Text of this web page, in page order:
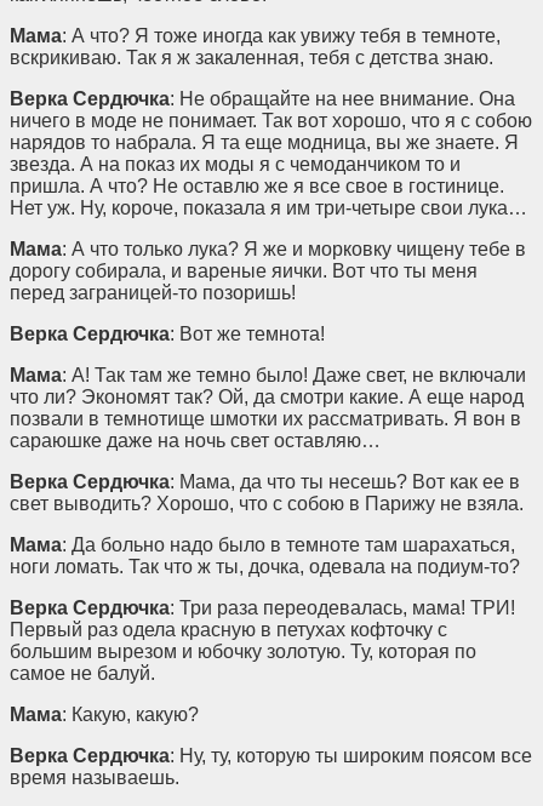
Мама: А что? Я тоже иногда как увижу тебя в темноте,
вскрикиваю. Так я ж закаленная, тебя с детства знаю.
Верка Сердючка: Не обращайте на нее внимание. Она
ничего в моде не понимает. Так вот хорошо, что я с собою
нарядов то набрала. Я та еще модница, вы же знаете. Я
звезда. А на показ их моды я с чемоданчиком то и
пришла. А что? Не оставлю же я все свое в гостинице.
Нет уж. Ну, короче, показала я им три-четыре свои лука…
Мама: А что только лука? Я же и морковку чищену тебе в
дорогу собирала, и вареные яички. Вот что ты меня
перед заграницей-то позоришь!
Верка Сердючка: Вот же темнота!
Мама: А! Так там же темно было! Даже свет, не включали
что ли? Экономят так? Ой, да смотри какие. А еще народ
позвали в темнотище шмотки их рассматривать. Я вон в
сараюшке даже на ночь свет оставляю…
Верка Сердючка: Мама, да что ты несешь? Вот как ее в
свет выводить? Хорошо, что с собою в Парижу не взяла.
Мама: Да больно надо было в темноте там шарахаться,
ноги ломать. Так что ж ты, дочка, одевала на подиум-то?
Верка Сердючка: Три раза переодевалась, мама! ТРИ!
Первый раз одела красную в петухах кофточку с
большим вырезом и юбочку золотую. Ту, которая по
самое не балуй.
Мама: Какую, какую?
Верка Сердючка: Ну, ту, которую ты широким поясом все
время называешь.